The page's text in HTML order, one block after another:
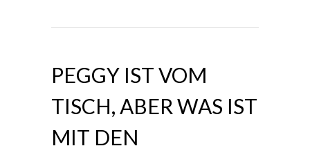
PEGGY IST VOM
TISCH, ABER WAS IST
MIT DEN